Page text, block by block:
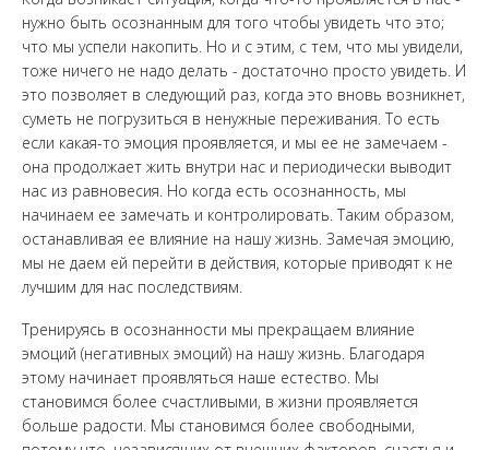
нужно быть осознанным для того чтобы увидеть что это;
что мы успели накопить. Но и с этим, с тем, что мы увидели,
тоже ничего не надо делать - достаточно просто увидеть. И
это позволяет в следующий раз, когда это вновь возникнет,
суметь не погрузиться в ненужные переживания. То есть
если какая-то эмоция проявляется, и мы ее не замечаем -
она продолжает жить внутри нас и периодически выводит
нас из равновесия. Но когда есть осознанность, мы
начинаем ее замечать и контролировать. Таким образом,
останавливая ее влияние на нашу жизнь. Замечая эмоцию,
мы не даем ей перейти в действия, которые приводят к не
лучшим для нас последствиям.
Тренируясь в осознанности мы прекращаем влияние
эмоций (негативных эмоций) на нашу жизнь. Благодаря
этому начинает проявляться наше естество. Мы
становимся более счастливыми, в жизни проявляется
больше радости. Мы становимся более свободными,